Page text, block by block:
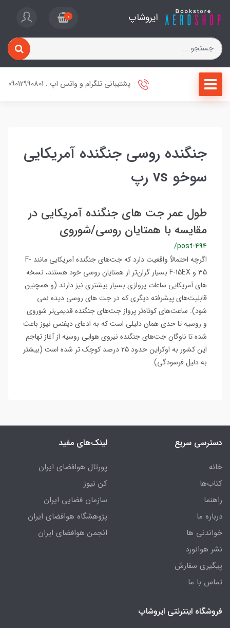
ایروشاپ 0
پشتیبانی تلگرام و واتس اپ : 09012990801
جنگنده روسی جنگنده آمریکایی
سوخو vs رپ
طول عمر جت های جنگنده آمریکایی در
مقایسه با همتایان روسی/شوروی
/post-494
اگرچه احتمالاً واقعیت دارد که جت‌های جنگنده آمریکایی مانند F-
35 و F-15EX بسیار گران‌تر از همتایان روسی خود هستند، نسخه
های آمریکایی ساعات پروازی بسیار بیشتری نیز دارند (و همچنین
قابلیت‌های پیشرفته دیگری که در جت های روسی دیده نمی
شود). ساعت‌های کوتاه‌تر پرواز جت‌های جنگنده قدیمی‌تر شوروی
و روسیه تا حدی همان دلیلی است که به ادعای دیفنس نیوز باعث
شده تا ناوگان جت‌های جنگنده نیروی هوایی روسیه از آغاز تهاجم
این کشور به اوکراین حدود ۲۵ درصد کوچک تر شده است (بیشتر
به دلیل فرسودگی).
دسترسی سریع
خانه
کتاب‌ها
راهنما
درباره ما
خواندنی ها
نشر هوانورد
پیگیری سفارش
تماس با ما
لینک‌های مفید
پورتال هوافضای ایران
کن نیوز
سازمان فضایی ایران
پژوهشگاه هوافضای ایران
انجمن هوافضای ایران
فروشگاه اینترنتی ایروشاپ